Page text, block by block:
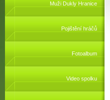
Muži Dukly Hranice
Pojištění hráčů
Fotoalbum
Video spolku